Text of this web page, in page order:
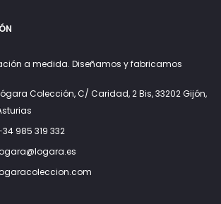
a medida. Diseñamos y fabricamos
Colección, C/ Caridad, 2 Bis, 33202 Gijón,
985 319 332